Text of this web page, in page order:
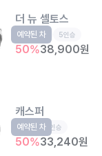
더 뉴 셀토스
소형SUV 5인승
50%38,900원
예약된 차
캐스퍼
경형 4인승
50%33,240원
예약된 차